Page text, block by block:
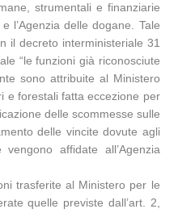
strumentali e finanziarie
l’Agenzia delle dogane. Tale
il decreto interministeriale 31
“le funzioni già riconosciute
sono attribuite al Ministero
e forestali fatta eccezione per
delle scommesse sulle
delle vincite dovute agli
affidate all’Agenzia
trasferite al Ministero per le
quelle previste dall’art. 2,